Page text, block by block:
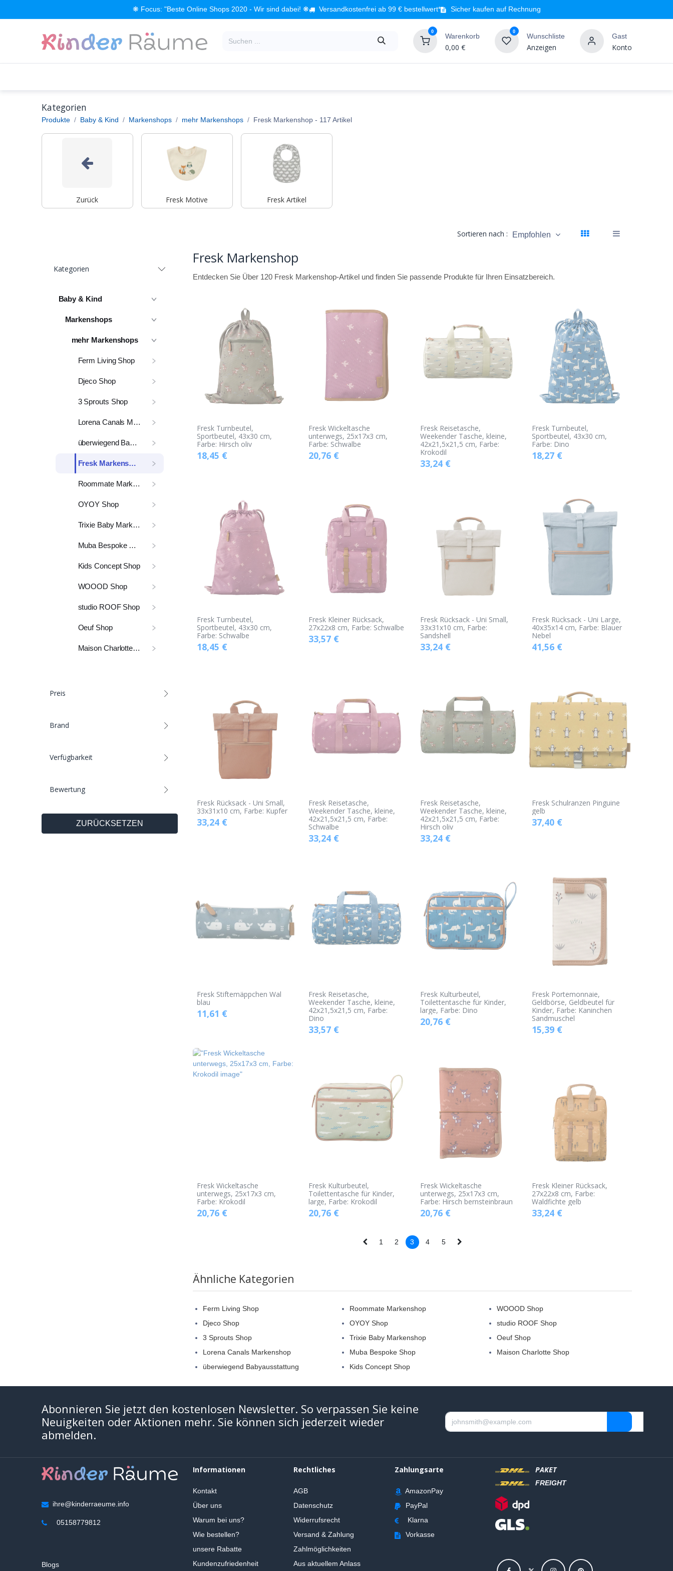
❋ Focus: "Beste Online Shops 2020 - Wir sind dabei! ❋ Versandkostenfrei ab 99 € bestellwert* Sicher kaufen auf Rechnung
0
Warenkorb
0,00 €
0
Wunschliste
Anzeigen
Gast
Konto
Kategorien
Produkte Baby & Kind Markenshops mehr Markenshops Fresk Markenshop- 117 Artikel
Zurück Fresk Motive Fresk Artikel
Sortieren nach : Empfohlen
Kategorien
Baby & Kind
Markenshops
mehr Markenshops
Ferm Living Shop
Djeco Shop
3 Sprouts Shop
Lorena Canals Markenshop
überwiegend Babyausstattung
Fresk Markenshop
Roommate Markenshop
OYOY Shop
Trixie Baby Markenshop
Muba Bespoke Shop
Kids Concept Shop
WOOOD Shop
studio ROOF Shop
Oeuf Shop
Maison Charlotte Shop
Preis
Brand
Verfügbarkeit
Bewertung
ZURÜCKSETZEN
Fresk Markenshop
Entdecken Sie Über 120 Fresk Markenshop-Artikel und finden Sie passende Produkte für Ihren Einsatzbereich.
Fresk Turnbeutel,
Sportbeutel, 43x30 cm,
Farbe: Hirsch oliv
18,45 €
Fresk Wickeltasche
unterwegs, 25x17x3 cm,
Farbe: Schwalbe
20,76€
Fresk Reisetasche,
Weekender Tasche, kleine,
42x21,5x21,5 cm, Farbe:
Krokodil
33,24 €
Fresk Turnbeutel,
Sportbeutel, 43x30 cm,
Farbe: Dino
18,27 €
Fresk Turnbeutel,
Sportbeutel, 43x30 cm,
Farbe: Schwalbe
18,45 €
Fresk Kleiner Rücksack,
27x22x8 cm, Farbe: Schwalbe
33,57€
Fresk Rücksack - Uni Small,
33x31x10 cm, Farbe:
Sandshell
33,24 €
Fresk Rücksack - Uni Large,
40x35x14 cm, Farbe: Blauer
Nebel
41,56 €
Fresk Rücksack - Uni Small,
33x31x10 cm, Farbe: Kupfer
33,24€
Fresk Reisetasche,
Weekender Tasche, kleine,
42x21,5x21,5 cm, Farbe:
Schwalbe
33,24€
Fresk Reisetasche,
Weekender Tasche, kleine,
42x21,5x21,5 cm, Farbe:
Hirsch oliv
33,24 €
Fresk Schulranzen Pinguine
gelb
37,40 €
Fresk Stiftemäppchen Wal
blau
11,61 €
Fresk Reisetasche,
Weekender Tasche, kleine,
42x21,5x21,5 cm, Farbe:
Dino
33,57€
Fresk Kulturbeutel,
Toilettentasche für Kinder,
large, Farbe: Dino
20,76 €
Fresk Portemonnaie,
Geldbörse, Geldbeutel für
Kinder, Farbe: Kaninchen
Sandmuschel
15,39 €
Fresk Wickeltasche
unterwegs, 25x17x3 cm,
Farbe: Krokodil
20,76€
Fresk Kulturbeutel,
Toilettentasche für Kinder,
large, Farbe: Krokodil
20,76€
Fresk Wickeltasche
unterwegs, 25x17x3 cm,
Farbe: Hirsch bernsteinbraun
20,76 €
Fresk Kleiner Rücksack,
27x22x8 cm, Farbe:
Waldfichte gelb
33,24 €
1 2 3 4 5
Ähnliche Kategorien
Ferm Living Shop
Djeco Shop
3 Sprouts Shop
Lorena Canals Markenshop
überwiegend Babyausstattung
Roommate Markenshop
OYOY Shop
Trixie Baby Markenshop
Muba Bespoke Shop
Kids Concept Shop
WOOOD Shop
studio ROOF Shop
Oeuf Shop
Maison Charlotte Shop
Abonnieren Sie jetzt den kostenlosen Newsletter. So verpassen Sie keine
Neuigkeiten oder Aktionen mehr. Sie können sich jederzeit wieder
abmelden.
ihre@kinderraeume.info
05158779812
Blogs
Informationen
Kontakt
Über uns
Warum bei uns?
Wie bestellen?
unsere Rabatte
Kundenzufriedenheit
Rechtliches
AGB
Datenschutz
Widerrufsrecht
Versand & Zahlung
Zahlmöglichkeiten
Aus aktuellem Anlass
Zahlungsarte
AmazonPay
PayPal
Klarna
Vorkasse
PAKET
FREIGHT